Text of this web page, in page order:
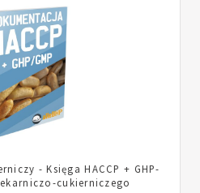
- Księga HACCP + GHP-
cukierniczego